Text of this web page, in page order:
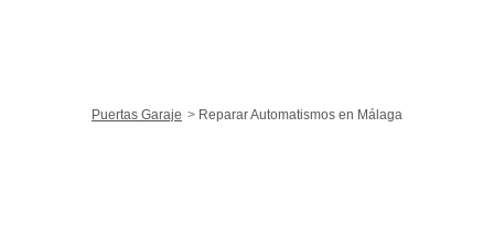
Puertas Garaje Reparar Automatismos en Málaga